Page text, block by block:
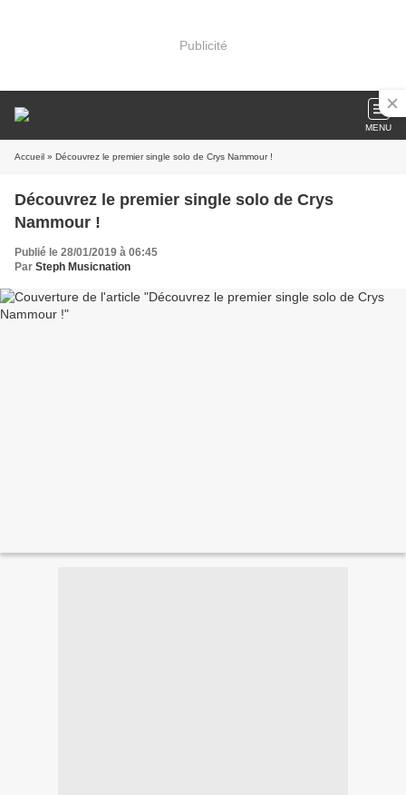
Publicité
MENU
Accueil » Découvrez le premier single solo de Crys Nammour !
Découvrez le premier single solo de Crys
Nammour !
Publié le 28/01/2019 à 06:45
Par Steph Musicnation